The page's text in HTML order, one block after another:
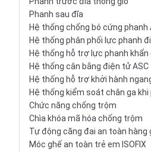
Phanh sau đĩa
Hệ thống chống bó cứng phanh
Hệ thống phân phối lực phanh
Hệ thống hỗ trợ lực phanh khẩn
Hệ thống cân bằng điện tử ASC
Hệ thống hỗ trợ khởi hành
Hệ thống kiểm soát chân ga khi
Chức năng chống trộm
Chìa khóa mã hóa chống trộm
Tự động căng đai an toàn hàng
Móc ghế an toàn trẻ em ISOFIX